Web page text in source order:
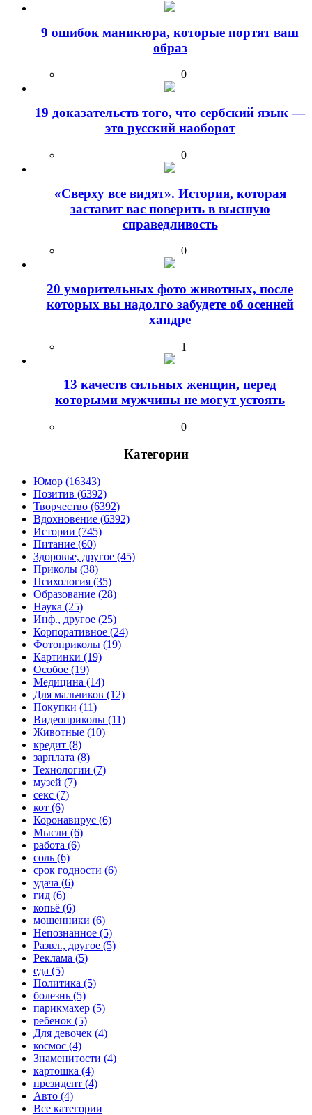
9 ошибок маникюра, которые портят ваш
образ
0
19 доказательств того, что сербский язык —
это русский наоборот
0
«Сверху все видят». История, которая
заставит вас поверить в высшую
справедливость
0
20 уморительных фото животных, после
которых вы надолго забудете об осенней
хандре
1
13 качеств сильных женщин, перед
которыми мужчины не могут устоять
0
Категории
Юмор (16343)
Позитив (6392)
Творчество (6392)
Вдохновение (6392)
Истории (745)
Питание (60)
Здоровье, другое (45)
Приколы (38)
Психология (35)
Образование (28)
Наука (25)
Инф., другое (25)
Корпоративное (24)
Фотоприколы (19)
Картинки (19)
Особое (19)
Медицина (14)
Для мальчиков (12)
Покупки (11)
Видеоприколы (11)
Животные (10)
кредит (8)
зарплата (8)
Технологии (7)
музей (7)
секс (7)
кот (6)
Коронавирус (6)
Мысли (6)
работа (6)
соль (6)
срок годности (6)
удача (6)
гид (6)
копьё (6)
мошенники (6)
Непознанное (5)
Развл., другое (5)
Реклама (5)
еда (5)
Политика (5)
болезнь (5)
парикмахер (5)
ребенок (5)
Для девочек (4)
космос (4)
Знаменитости (4)
картошка (4)
президент (4)
Авто (4)
Все категории